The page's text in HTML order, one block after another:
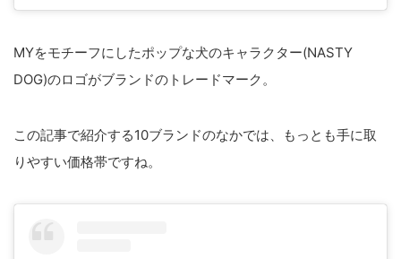
MYをモチーフにしたポップな犬のキャラクター(NASTY
DOG)のロゴがブランドのトレードマーク。
この記事で紹介する10ブランドのなかでは、もっとも手に取
りやすい価格帯ですね。